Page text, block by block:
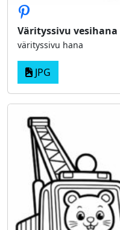
Värityssivu vesihana
värityssivu hana
JPG